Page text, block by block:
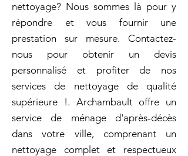
nettoyage? Nous sommes là pour y
répondre et vous fournir une
prestation sur mesure. Contactez-
nous pour obtenir un devis
personnalisé et profiter de nos
services de nettoyage de qualité
supérieure !. Archambault offre un
service de ménage d'après-décès
dans votre ville, comprenant un
nettoyage complet et respectueux